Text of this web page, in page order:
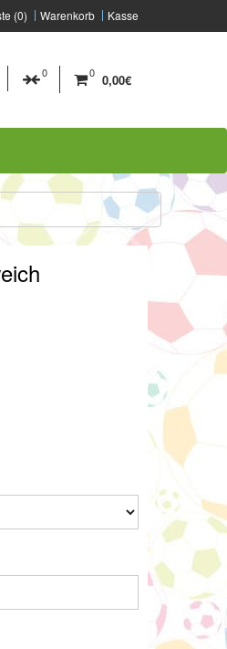
(0) Warenkorb Kasse
0 0 0,00€